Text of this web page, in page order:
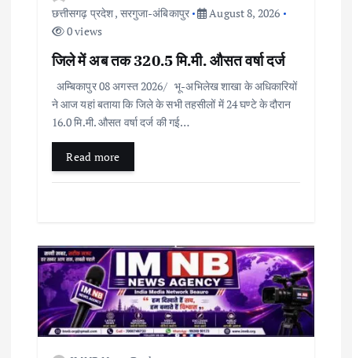
छत्तीसगढ़ प्रदेश, सरगुजा-अंबिकापुर
August 8, 2026
0 views
जिले में अब तक 320.5 मि.मी. औसत वर्षा दर्ज
अम्बिकापुर 08 अगस्त 2026/ भू-अभिलेख शाखा के अधिकारियों
ने आज यहां बताया कि जिले के सभी तहसीलों में 24 घण्टे के दौरान
16.0 मि.मी. औसत वर्षा दर्ज की गई…
Read more